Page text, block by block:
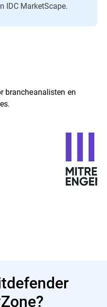
IDC MarketScape.
brancheanalisten en